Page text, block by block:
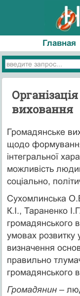
Главная
виховання
Громадянське
щодо
інтегральної
можливість
соціально,
Сухомлинська
К.І., Тараненко
громадянського
умовах розвитку
визначення
правильно
громадянського
Громадянин–